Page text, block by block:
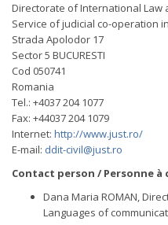
Directorate of International Law
Service of judicial co-operation
Strada Apolodor 17
Sector 5 BUCURESTI
Cod 050741
Romania
Tel.: +4037 204 1077
Fax: +44037 204 1079
Internet: http://www.just.ro/
E-mail: ddit-civil@just.ro
Contact person / Personne
Dana Maria ROMAN,
Languages of